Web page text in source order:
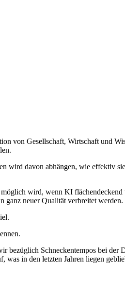
von Gesellschaft, Wirtschaft und
wird davon abhängen, wie effektiv
wird, wenn KI flächendeckend
ganz neuer Qualität verbreitet werden.
bezüglich Schneckentempos bei der
in den letzten Jahren liegen